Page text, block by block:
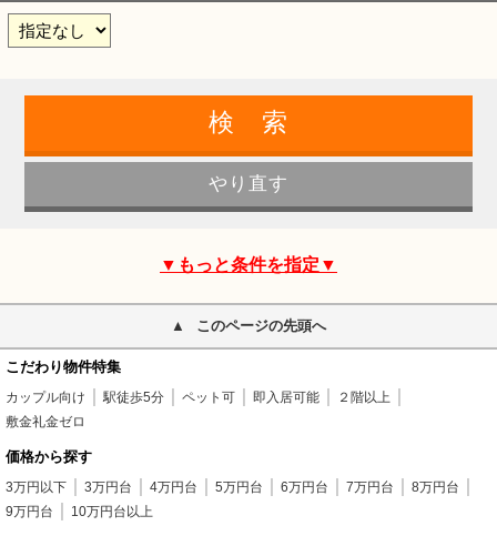
▼もっと条件を指定▼
このページの先頭へ
こだわり物件特集
カップル向け 駅徒歩5分 ペット可 即入居可能
２階以上
敷金礼金ゼロ
価格から探す
3万円以下 3万円台 4万円台 5万円台 6万円台 7万円台
8万円台
9万円台
10万円台以上